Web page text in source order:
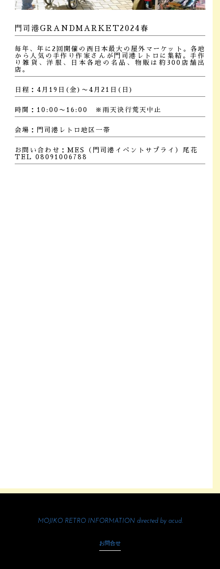
門司港GRANDMARKET2024春
毎年、年に2回開催の西日本最大の屋外マーケット。各地
から人気の手作り作家さんが門司港レトロに集結。手作
り雑貨、洋服、日本各地の名品、物販は約300店舗出
店。
日程：4月19日(金)〜4月21日(日)
時間：10:00〜16:00 ※雨天決行荒天中止
会場：門司港レトロ地区一帯
お問い合わせ：MES（門司港イベントサプライ）尾花
TEL 08091006788
MOJIKO RETRO INFORMATION directed by acud.
お問合せ